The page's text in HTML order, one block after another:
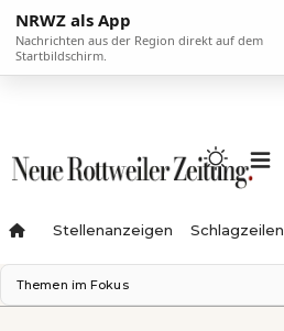
NRWZ als App
Nachrichten aus der Region direkt auf dem
Startbildschirm.
Stellenanzeigen Schlagzeilen
Themen im Fokus